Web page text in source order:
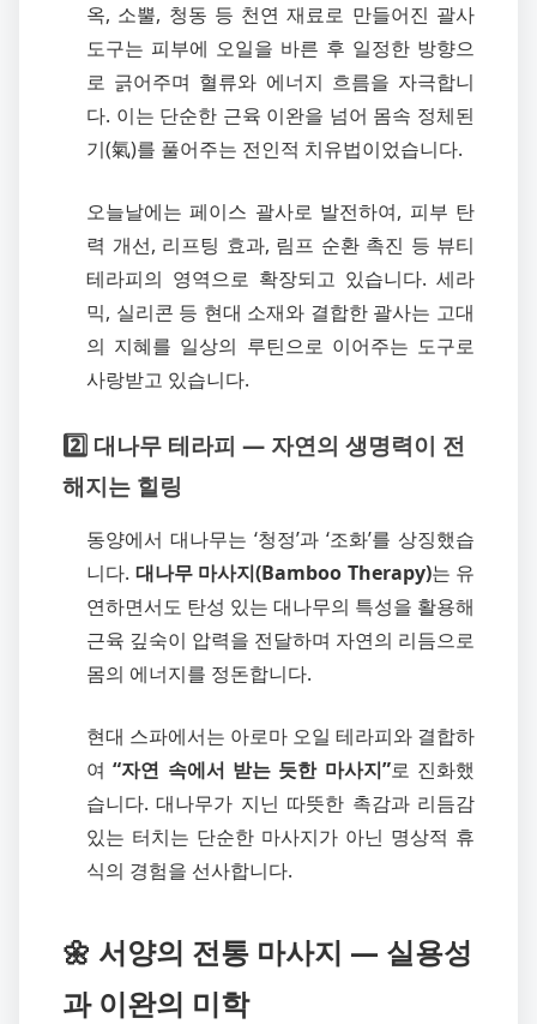
옥, 소뿔, 청동 등 천연 재료로 만들어진 괄사
도구는 피부에 오일을 바른 후 일정한 방향으
로 긁어주며 혈류와 에너지 흐름을 자극합니
다. 이는 단순한 근육 이완을 넘어 몸속 정체된
기(氣)를 풀어주는 전인적 치유법이었습니다.
오늘날에는 페이스 괄사로 발전하여, 피부 탄
력 개선, 리프팅 효과, 림프 순환 촉진 등 뷰티
테라피의 영역으로 확장되고 있습니다. 세라
믹, 실리콘 등 현대 소재와 결합한 괄사는 고대
의 지혜를 일상의 루틴으로 이어주는 도구로
사랑받고 있습니다.
2️⃣ 대나무 테라피 — 자연의 생명력이 전
해지는 힐링
동양에서 대나무는 ‘청정’과 ‘조화’를 상징했습
니다. 대나무 마사지(Bamboo Therapy)는 유
연하면서도 탄성 있는 대나무의 특성을 활용해
근육 깊숙이 압력을 전달하며 자연의 리듬으로
몸의 에너지를 정돈합니다.
현대 스파에서는 아로마 오일 테라피와 결합하
여“자연 속에서 받는 듯한 마사지”로 진화했
습니다. 대나무가 지닌 따뜻한 촉감과 리듬감
있는 터치는 단순한 마사지가 아닌 명상적 휴
식의 경험을 선사합니다.
🌼 서양의 전통 마사지 — 실용성
과 이완의 미학